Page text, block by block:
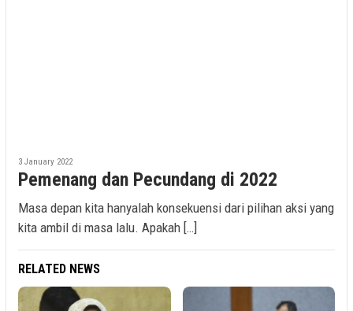
3 January 2022
Pemenang dan Pecundang di 2022
Masa depan kita hanyalah konsekuensi dari pilihan aksi yang
kita ambil di masa lalu. Apakah […]
RELATED NEWS